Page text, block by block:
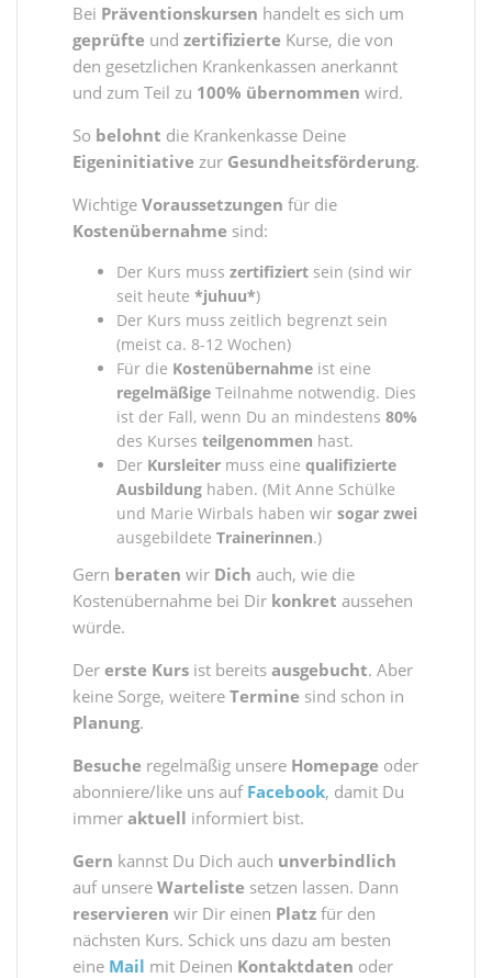
Bei Präventionskursen handelt es sich um
geprüfte und zertifizierte Kurse, die von
den gesetzlichen Krankenkassen anerkannt
und zum Teil zu 100% übernommen wird.
So belohnt die Krankenkasse Deine
Eigeninitiative zur Gesundheitsförderung.
Wichtige Voraussetzungen für die
Kostenübernahme sind:
Der Kurs muss zertifiziert sein (sind wir
seit heute *juhuu*)
Der Kurs muss zeitlich begrenzt sein
(meist ca. 8-12 Wochen)
Für die Kostenübernahme ist eine
regelmäßige Teilnahme notwendig. Dies
ist der Fall, wenn Du an mindestens 80%
des Kurses teilgenommen hast.
Der Kursleiter muss eine qualifizierte
Ausbildung haben. (Mit Anne Schülke
und Marie Wirbals haben wir sogar zwei
ausgebildete Trainerinnen.)
Gern beraten wir Dich auch, wie die
Kostenübernahme bei Dir konkret aussehen
würde.
Der erste Kurs ist bereits ausgebucht. Aber
keine Sorge, weitere Termine sind schon in
Planung.
Besuche regelmäßig unsere Homepage oder
abonniere/like uns auf Facebook, damit Du
immer aktuell informiert bist.
Gern kannst Du Dich auch unverbindlich
auf unsere Warteliste setzen lassen. Dann
reservieren wir Dir einen Platz für den
nächsten Kurs. Schick uns dazu am besten
eine Mail mit Deinen Kontaktdaten oder